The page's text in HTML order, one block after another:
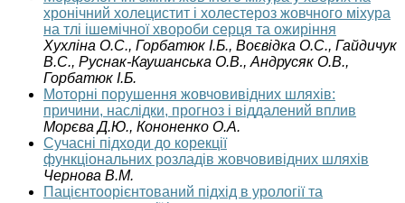
хронічний холецистит і холестероз жовчного міхура
на тлі ішемічної хвороби серця та ожиріння
Хухліна О.С., Горбатюк І.Б., Воєвідка О.С., Гайдичук
В.С., Руснак-Каушанська О.В., Андрусяк О.В.,
Горбатюк І.Б.
Моторні порушення жовчовивідних шляхів:
причини, наслідки, прогноз і віддалений вплив
Морєва Д.Ю., Кононенко О.А.
Cучасні підходи до корекції
функціональних розладів жовчовивідних шляхів
Чернова В.М.
Пацієнтоорієнтований підхід в урології та